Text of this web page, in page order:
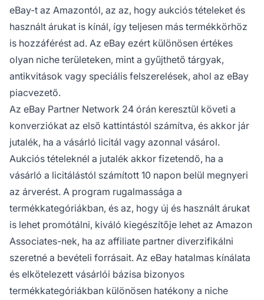
eBay-t az Amazontól, az az, hogy aukciós tételeket és
használt árukat is kínál, így teljesen más termékkörhöz
is hozzáférést ad. Az eBay ezért különösen értékes
olyan niche területeken, mint a gyűjthető tárgyak,
antikvitások vagy speciális felszerelések, ahol az eBay
piacvezető.
Az eBay Partner Network 24 órán keresztül követi a
konverziókat az első kattintástól számítva, és akkor jár
jutalék, ha a vásárló licitál vagy azonnal vásárol.
Aukciós tételeknél a jutalék akkor fizetendő, ha a
vásárló a licitálástól számított 10 napon belül megnyeri
az árverést. A program rugalmassága a
termékkategóriákban, és az, hogy új és használt árukat
is lehet promótálni, kiváló kiegészítője lehet az Amazon
Associates-nek, ha az affiliate partner diverzifikálni
szeretné a bevételi forrásait. Az eBay hatalmas kínálata
és elkötelezett vásárlói bázisa bizonyos
termékkategóriákban különösen hatékony a niche